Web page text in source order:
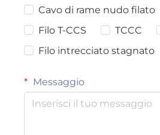
Cavo di rame nudo filato
Filo T-CCS
TCCC
Filo intrecciato stagnato
Messaggio